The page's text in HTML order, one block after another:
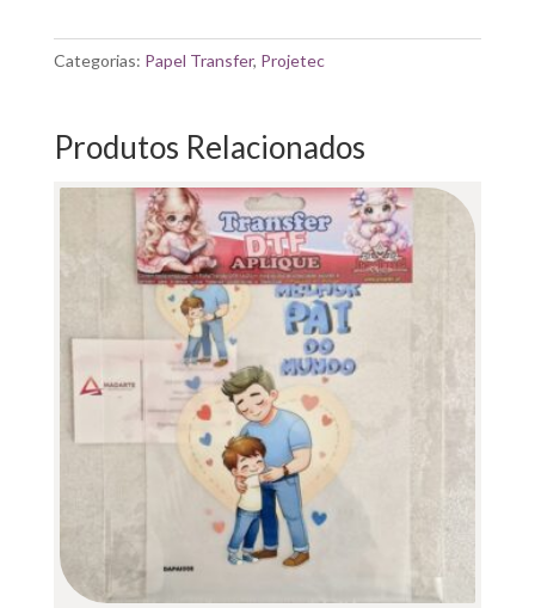
SUPER
Categorias: Papel Transfer, Projetec
Produtos Relacionados